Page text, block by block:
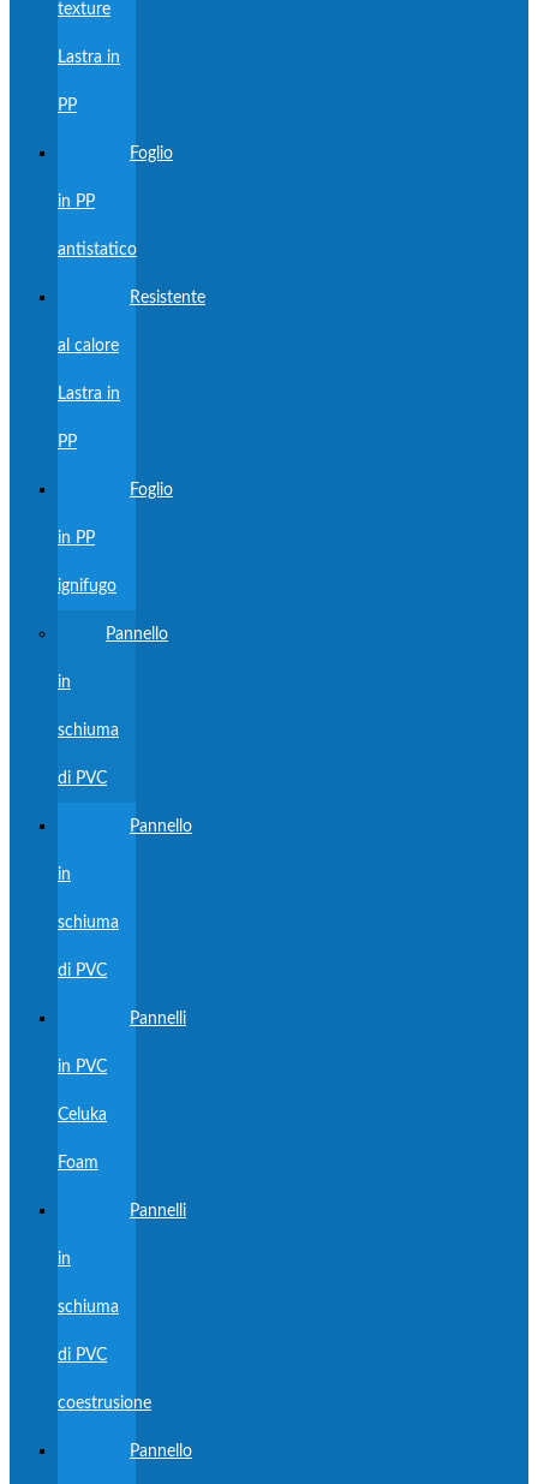
texture
Lastra in
PP
Foglio
in PP
antistatico
Resistente
al calore
Lastra in
PP
Foglio
in PP
ignifugo
Pannello
in
schiuma
di PVC
Pannello
in
schiuma
di PVC
Pannelli
in PVC
Celuka
Foam
Pannelli
in
schiuma
di PVC
coestrusione
Pannello